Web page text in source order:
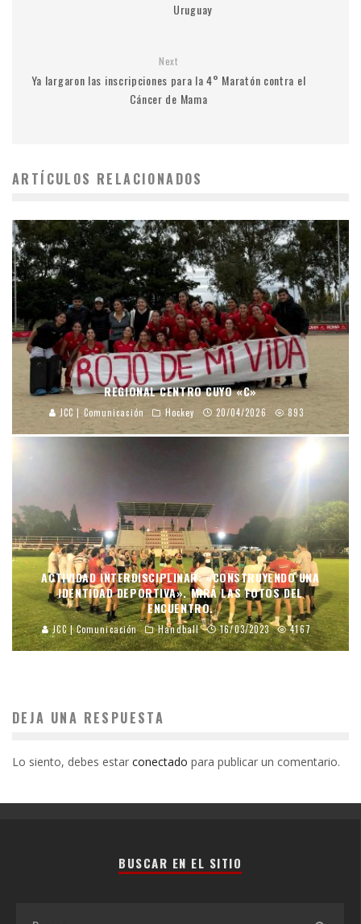
Uruguay
Next
Ya largaron las inscripciones para la 4° Maratón contra el
Cáncer de Mama
ARTÍCULOS RELACIONADOS
REGIONAL CENTRO CUYO «C»
JCC | Comunicación Hockey 20/04/2026 893
ACTIVIDAD INTERDISCIPLINAR: «CONSTRUYENDO UNA
IDENTIDAD DEPORTIVA». MIRÁ LAS FOTOS DEL
ENCUENTRO.
JCC | Comunicación Handball 16/03/2023 4167
DEJA UNA RESPUESTA
Lo siento, debes estar conectado para publicar un comentario.
BUSCAR EN EL SITIO